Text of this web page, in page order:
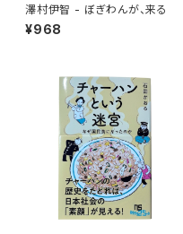
澤村伊智 - ぼぎわんが、来る
¥968